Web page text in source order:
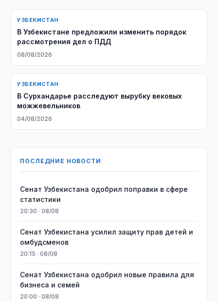
УЗБЕКИСТАН
В Узбекистане предложили изменить порядок
рассмотрения дел о ПДД
08/08/2026
УЗБЕКИСТАН
В Сурхандарье расследуют вырубку вековых
можжевельников
04/08/2026
ПОСЛЕДНИЕ НОВОСТИ
Сенат Узбекистана одобрил поправки в сфере
статистики
20:30 · 08/08
Сенат Узбекистана усилил защиту прав детей и
омбудсменов
20:15 · 08/08
Сенат Узбекистана одобрил новые правила для
бизнеса и семей
20:00 · 08/08